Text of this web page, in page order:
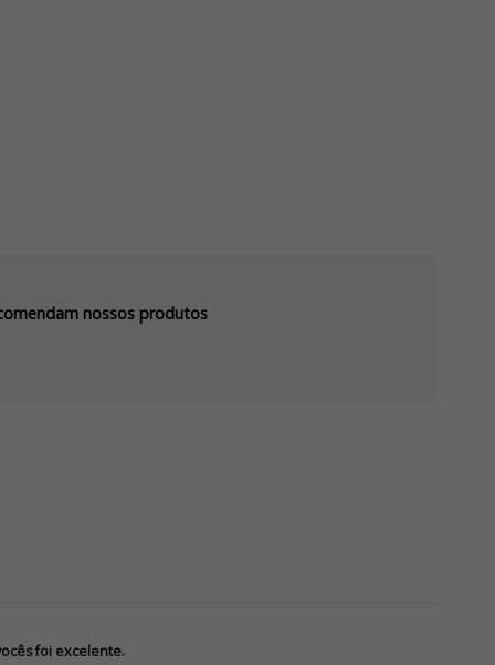
nossos produtos
foi excelente.